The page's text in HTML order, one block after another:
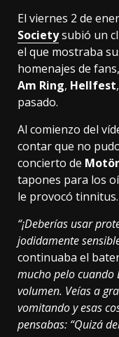
El viernes 2 de
Societysubió un
el que mostraba
homenajes de
Am Ring, Hellfest,
pasado.
Al comienzo del
contar que no
concierto de
tapones para los
le provocó tinnitus.
“¡Deberías usar
jodidamente
continuaba el
mucho pelo cuando
volumen. Veías a
vomitando y esas
pensabas: “Quizá